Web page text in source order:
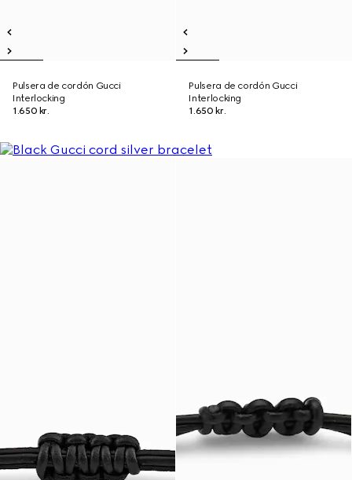
Pulsera de cordón Gucci
Interlocking
1.650 kr.
Pulsera de cordón Gucci
Interlocking
1.650 kr.